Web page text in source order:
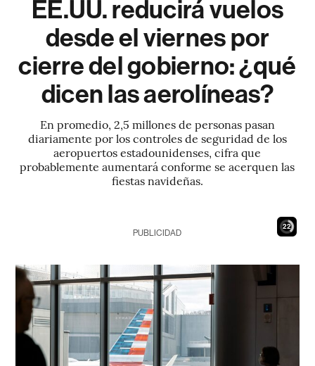
EE.UU. reducirá vuelos
desde el viernes por
cierre del gobierno: ¿qué
dicen las aerolíneas?
En promedio, 2,5 millones de personas pasan
diariamente por los controles de seguridad de los
aeropuertos estadounidenses, cifra que
probablemente aumentará conforme se acerquen las
fiestas navideñas.
21
PUBLICIDAD